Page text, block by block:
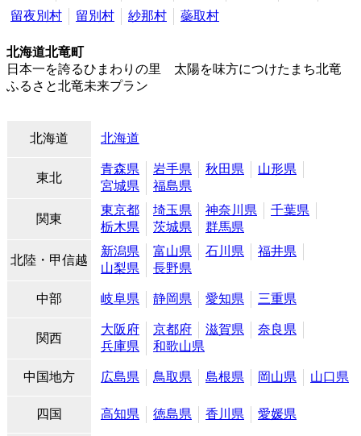
留夜別村
留別村 紗那村 蘂取村
北海道北竜町
日本一を誇るひまわりの里 太陽を味方につけたまち北竜
ふるさと北竜未来プラン
北海道 北海道
東北
青森県 岩手県 秋田県
山形県
宮城県
福島県
関東
東京都 埼玉県 神奈川県
千葉県
栃木県
茨城県 群馬県
北陸・甲信越
新潟県 富山県 石川県
福井県
山梨県
長野県
中部 岐阜県 静岡県 愛知県 三重県
関西
大阪府 京都府 滋賀県
奈良県
兵庫県
和歌山県
中国地方 広島県 鳥取県 島根県 岡山県 山口県
四国 高知県 徳島県 香川県 愛媛県